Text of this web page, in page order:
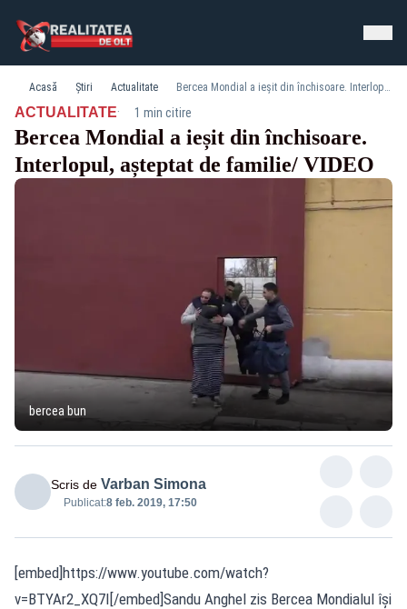
Acasă Știri Actualitate Bercea Mondial a ieșit din închisoare. Interlopul, așteptat de familie/ VIDEO
ACTUALITATE· 1 min citire
Bercea Mondial a ieșit din închisoare.
Interlopul, așteptat de familie/ VIDEO
bercea bun
Scris de Varban Simona
Publicat:8 feb. 2019, 17:50
[embed]https://www.youtube.com/watch?
v=BTYAr2_XQ7I[/embed]Sandu Anghel zis Bercea Mondialul își